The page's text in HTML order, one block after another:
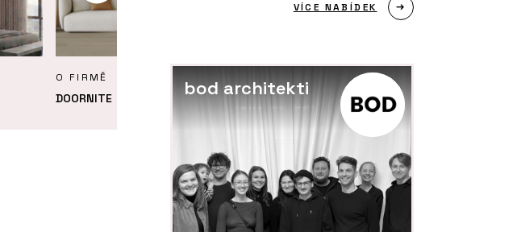
O FIRMĚ
DOORNITE
Dveřní systém Seguridad Pro+ -
DOORNITE
VÍCE NABÍDEK
bod architekti